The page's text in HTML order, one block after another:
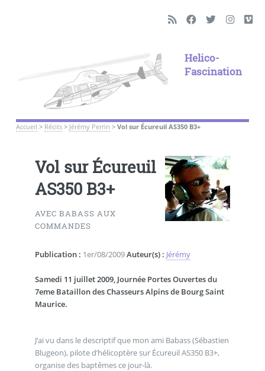
Helico-
Fascination
Accueil > Récits> Jérémy Perrin > Vol sur Écureuil AS350 B3+
Vol sur Écureuil
AS350 B3+
AVEC BABASS AUX
COMMANDES
Publication : 1er/08/2009Auteur(s) : Jérémy
Samedi 11 juillet 2009, Journée Portes Ouvertes du
7eme Bataillon des Chasseurs Alpins de Bourg Saint
Maurice.
J’ai vu dans le descriptif que mon ami Babass (Sébastien
Blugeon), pilote d’hélicoptère sur Écureuil AS350 B3+,
organise des baptêmes ce jour-là.